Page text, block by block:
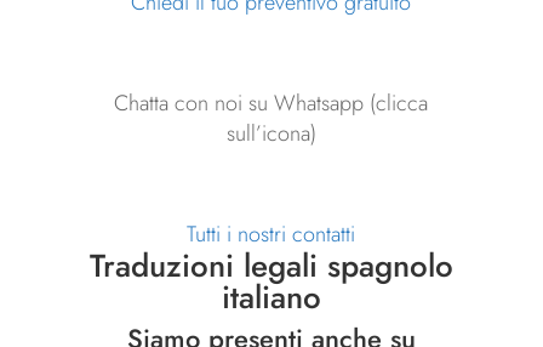
Chatta con noi su Whatsapp (clicca
sull’icona)
Tutti i nostri contatti
Traduzioni legali spagnolo
italiano
Siamo presenti anche su